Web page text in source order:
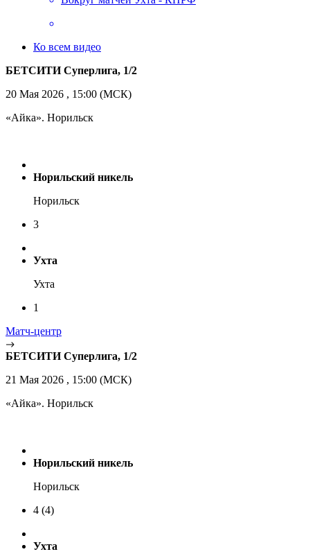
Ко всем видео
БЕТСИТИ Суперлига, 1/2
20 Мая 2026 , 15:00 (МСК)
«Айка». Норильск
Норильский никель
Норильск
3
Ухта
Ухта
1
Матч-центр
БЕТСИТИ Суперлига, 1/2
21 Мая 2026 , 15:00 (МСК)
«Айка». Норильск
Норильский никель
Норильск
4 (4)
Ухта